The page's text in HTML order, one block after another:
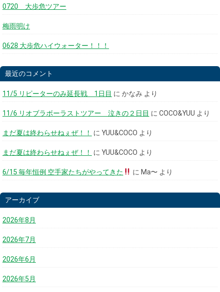
0720 大歩危ツアー
梅雨明け
0628 大歩危ハイウォーター！！！
最近のコメント
11/5 リピーターのみ延長戦 1日目 に かなみ より
11/6 リオブラボーラストツアー 泣きの２日目 に COCO&YUU より
まだ夏は終わらせねぇぜ！！ に YUU&COCO より
まだ夏は終わらせねぇぜ！！ に YUU&COCO より
6/15 毎年恒例 空手家たちがやってきた に Ma〜 より
アーカイブ
2026年8月
2026年7月
2026年6月
2026年5月